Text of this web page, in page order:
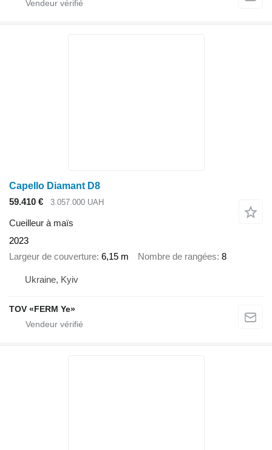
Capello Diamant D8
59.410 €
3.057.000 UAH
Cueilleur à maïs
2023
Largeur de couverture 6,15 m Nombre de rangées 8
Ukraine, Kyiv
TOV «FERM Ye»